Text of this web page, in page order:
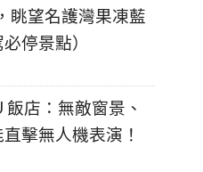
眺望名護灣果凍藍
停景點）
飯店：無敵窗景、
擊無人機表演！